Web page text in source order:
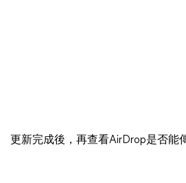
更新完成後，再查看AirDrop是否能